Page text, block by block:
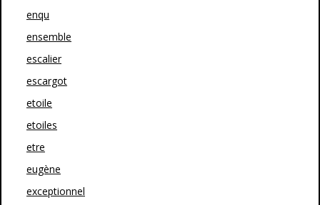
enqu
ensemble
escalier
escargot
etoile
etoiles
etre
eugène
exceptionnel